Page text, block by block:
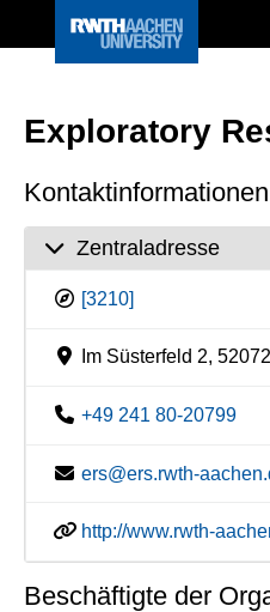
Exploratory
Kontaktinformationen
Zentraladresse
[3210]
Im Süsterfeld 2,
+49 241 80-20799
ers@ers.rwth-
http://www.rwth-
Beschäftigte der